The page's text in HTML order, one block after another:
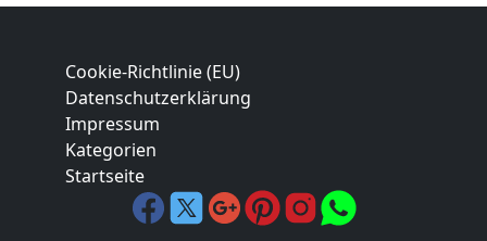
Cookie-Richtlinie (EU)
Datenschutzerklärung
Impressum
Kategorien
Startseite